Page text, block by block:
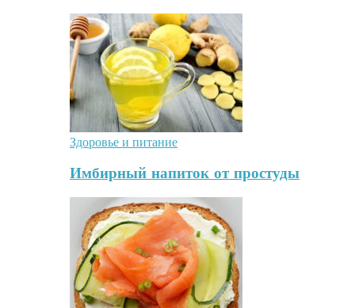
Здоровье и питание
Имбирный напиток от простуды